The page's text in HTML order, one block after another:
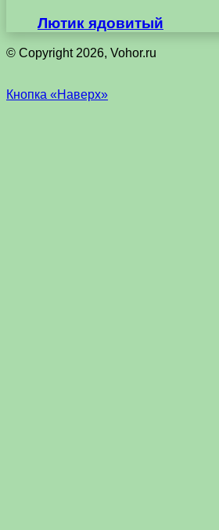
Лютик ядовитый
© Copyright 2026, Vohor.ru
Кнопка «Наверх»